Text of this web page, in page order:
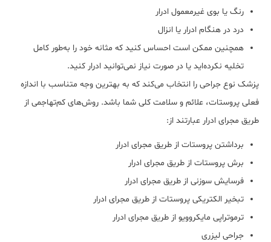
رنگ یا بوی غیرمعمول ادرار
درد در هنگام ادرار یا انزال
همچنین ممکن است احساس کنید که مثانه خود را به‌طور کامل
تخلیه نکرده‌اید یا در صورت نیاز نمی‌توانید ادرار کنید.
پزشک نوع جراحی را انتخاب می‌کند که به بهترین وجه متناسب با اندازه
فعلی پروستات، علائم و سلامت کلی شما باشد. روش‌های کم‌تهاجمی از
طریق مجرای ادرار عبارتند از:
برداشتن پروستات از طریق مجرای ادرار
برش پروستات از طریق مجرای ادرار
فرسایش سوزنی از طریق مجرای ادرار
تبخیر الکتریکی پروستات از طریق مجرای ادرار
ترموتراپی مایکروویو از طریق مجرای ادرار
جراحی لیزری